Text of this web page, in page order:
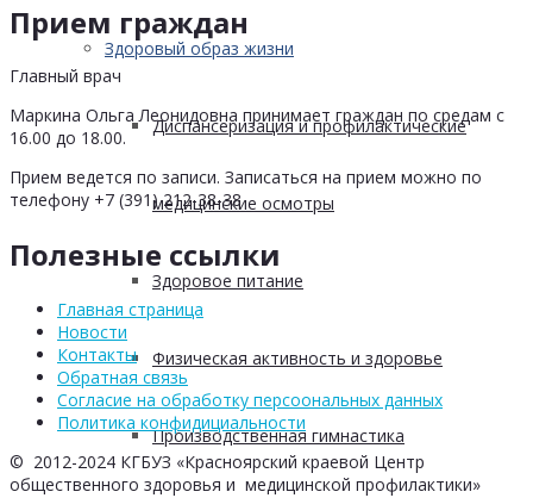
Здоровый образ жизни
Диспансеризация и профилактические
медицинские осмотры
Здоровое питание
Физическая активность и здоровье
Производственная гимнастика
Прием граждан
Главный врач
Маркина Ольга Леонидовна принимает граждан по средам с
16.00 до 18.00.
Прием ведется по записи. Записаться на прием можно по
телефону +7 (391) 212-38-38
Полезные ссылки
Главная страница
Новости
Контакты
Обратная связь
Согласие на обработку персоональных данных
Политика конфидициальности
© 2012-2024 КГБУЗ «Красноярский краевой Центр
общественного здоровья и медицинской профилактики»